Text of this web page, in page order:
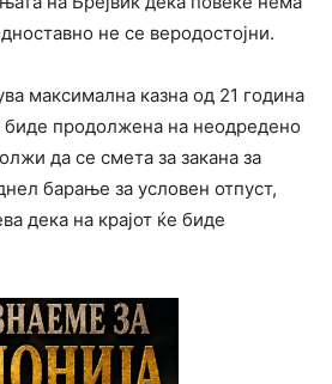
не се веродостојни.
максимална казна од 21 година
биде продолжена на неодредено
да се смета за закана за
барање за условен отпуст,
дека на крајот ќе биде